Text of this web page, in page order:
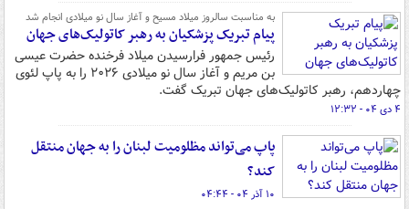
به مناسبت سالروز میلاد مسیح و آغاز سال نو میلادی انجام شد
پیام تبریک پزشکیان به رهبر کاتولیک‌های جهان
رئیس جمهور فرارسیدن میلاد فرخنده حضرت عیسی
بن مریم و آغاز سال نو میلادی ۲۰۲۶ را به پاپ لئوی
چهاردهم، رهبر کاتولیک‌های جهان تبریک گفت.
۴ دی ۰۴ - ۱۲:۳۲
پاپ می‌تواند مظلومیت لبنان را به جهان منتقل
کند؟
۱۰ آذر ۰۴ - ۰۴:۴۴